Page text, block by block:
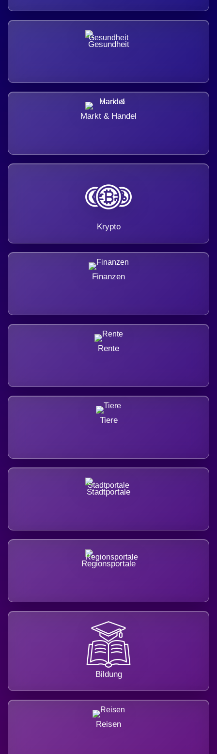
Gesundheit
Markt & Handel
Krypto
Finanzen
Rente
Tiere
Stadtportale
Regionsportale
Bildung
Reisen